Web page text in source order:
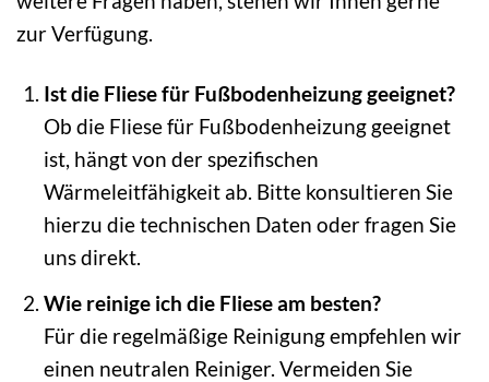
zur Verfügung.
Ist die Fliese für Fußbodenheizung geeignet?
Ob die Fliese für Fußbodenheizung geeignet
ist, hängt von der spezifischen
Wärmeleitfähigkeit ab. Bitte konsultieren Sie
hierzu die technischen Daten oder fragen Sie
uns direkt.
Wie reinige ich die Fliese am besten?
Für die regelmäßige Reinigung empfehlen wir
einen neutralen Reiniger. Vermeiden Sie